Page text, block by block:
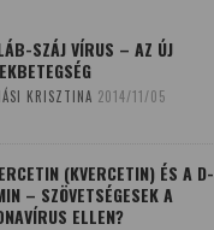
SZÁJ VÍRUS – AZ ÚJ
KRISZTINA 2014/11/05
(KVERCETIN) ÉS A D-
– SZÖVETSÉGESEK A
ELLEN?